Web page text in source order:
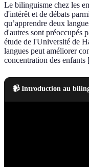
Le bilinguisme chez les
d'intérêt et de débats
qu’apprendre deux
d'autres sont préoccupés
étude de l'Université de
langues peut améliorer
concentration des
📹 Introduction au